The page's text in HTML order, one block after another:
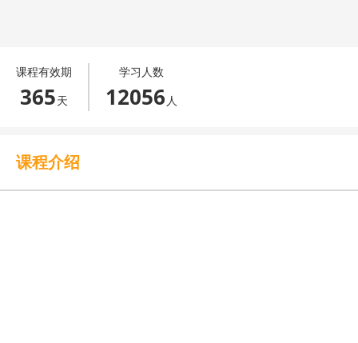
课程有效期
365天
学习人数
12056 人
课程介绍